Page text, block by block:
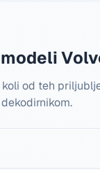
od teh